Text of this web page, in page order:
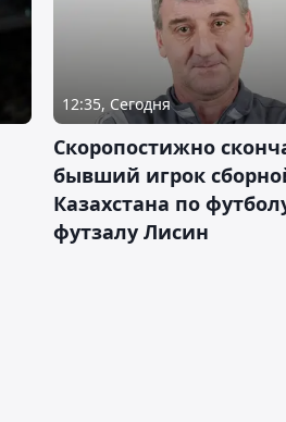
12:35, Сегодня
Скоропостижно
бывший игрок
Казахстана по
футзалу Лисин